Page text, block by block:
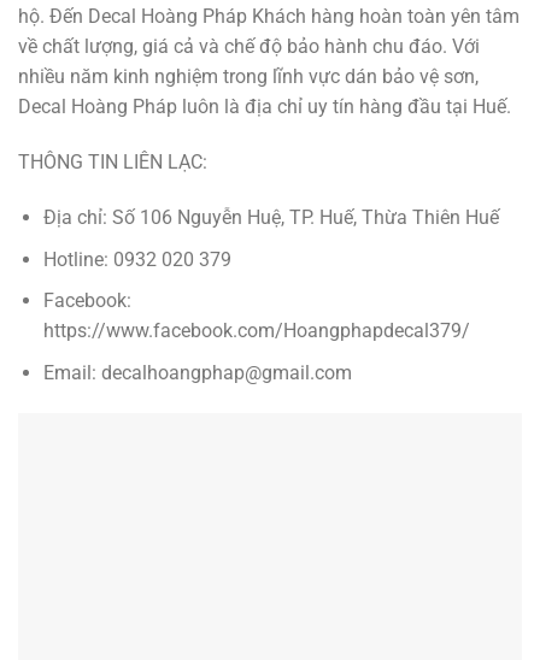
hộ. Đến Decal Hoàng Pháp Khách hàng hoàn toàn yên tâm
về chất lượng, giá cả và chế độ bảo hành chu đáo. Với
nhiều năm kinh nghiệm trong lĩnh vực dán bảo vệ sơn,
Decal Hoàng Pháp luôn là địa chỉ uy tín hàng đầu tại Huế.
THÔNG TIN LIÊN LẠC:
Địa chỉ: Số 106 Nguyễn Huệ, TP. Huế, Thừa Thiên Huế
Hotline: 0932 020 379
Facebook:
https://www.facebook.com/Hoangphapdecal379/
Email: decalhoangphap@gmail.com